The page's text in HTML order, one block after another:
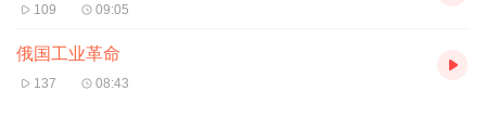
109 09:05
俄国工业革命
137 08:43